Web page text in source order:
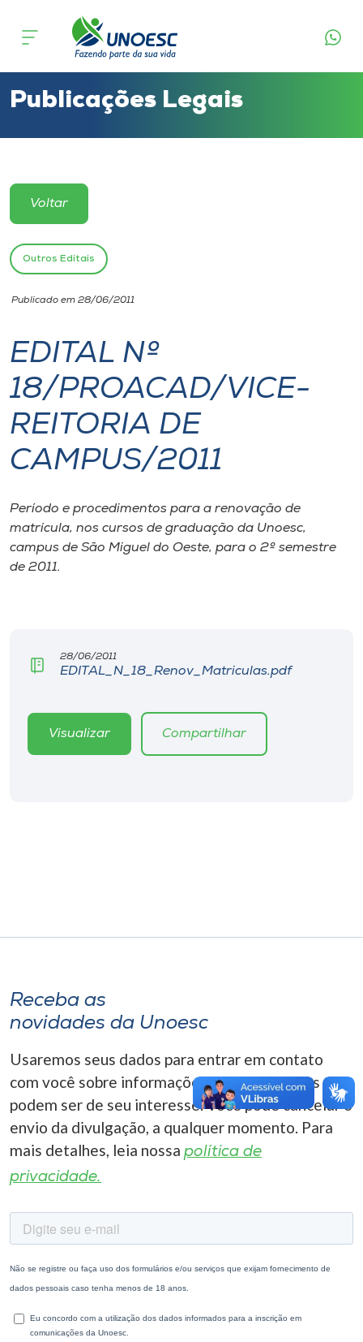
Cursos
Atendimento ao Estudante
Portal de Ensino
Unoesc
Internacionalização
I.nova
Diplomados
CPA
Museu
Publicações Legais
Voltar
Outros Editais
Publicado em 28/06/2011
EDITAL Nº
18/PROACAD/VICE-
REITORIA DE
CAMPUS/2011
Período e procedimentos para a renovação de
matrícula, nos cursos de graduação da Unoesc,
campus de São Miguel do Oeste, para o 2º semestre
de 2011.
28/06/2011
EDITAL_N_18_Renov_Matriculas.pdf
Visualizar Compartilhar
Receba as
novidades da Unoesc
Usaremos seus dados para entrar em contato
com você sobre informações correlacionadas que
podem ser de seu interesse. Você pode cancelar o
envio da divulgação, a qualquer momento. Para
mais detalhes, leia nossa política de
privacidade.